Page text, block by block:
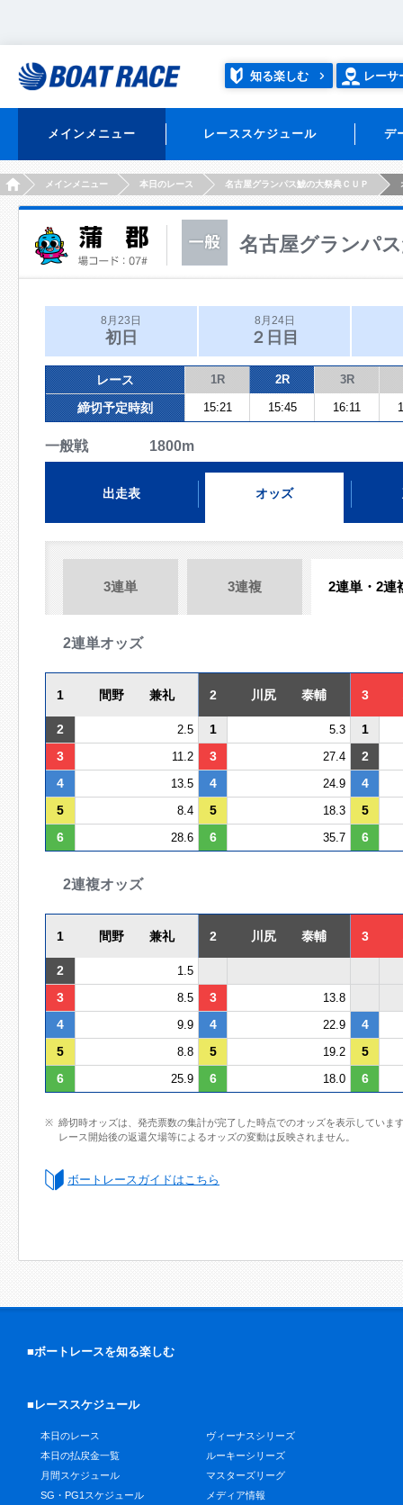
知る楽しむ レーサ
メインメニュー レーススケジュール デ
HOMEメインメニュー 本日のレース 名古屋グランパス鯱の大祭典ＣＵＰ
名古屋グランパ
8月23日
初日
8月24日
２日目
レース 1R 2R 3R
締切予定時刻 15:21 15:45 16:11
一般戦 1800m
出走表 オッズ
3連単 3連複 2連単・2連
2連単オッズ
1 間野 兼礼 2 川尻 泰輔 3
2 2.5 1 5.3
1
3
11.2 3 27.4
2
4
13.5 4 24.9
4
5
8.4 5 18.3
5
6
28.6 6 35.7 6
2連複オッズ
1 間野 兼礼 2 川尻 泰輔 3
2 1.5
3 8.5 3 13.8
4 9.9 4 22.9
4
5
8.8 5 19.2
5
6
25.9 6 18.0 6
締切時オッズは、発売票数の集計が完了した時点でのオッズを表示していま
レース開始後の返還欠場等によるオッズの変動は反映されません。
ボートレースガイドはこちら
■ボートレースを知る楽しむ
■レーススケジュール
本日のレース
本日の払戻金一覧
月間スケジュール
SG・PG1スケジュール
ヴィーナスシリーズ
ルーキーシリーズ
マスターズリーグ
メディア情報